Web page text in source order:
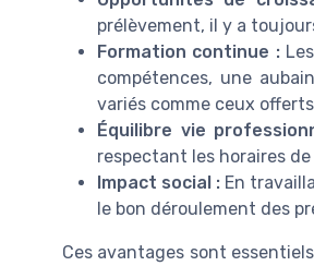
prélèvement, il y a
Formation continue :
compétences, une
variés comme ceux
Équilibre vie
respectant les horaires
Impact social : En
le bon déroulement des
Ces avantages sont